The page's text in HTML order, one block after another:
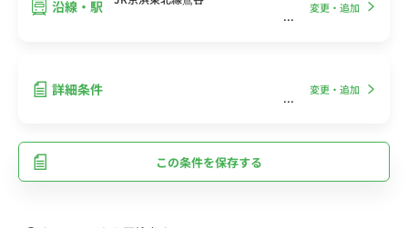
沿線・駅 変更・追加
詳細条件 変更・追加
この条件を保存する